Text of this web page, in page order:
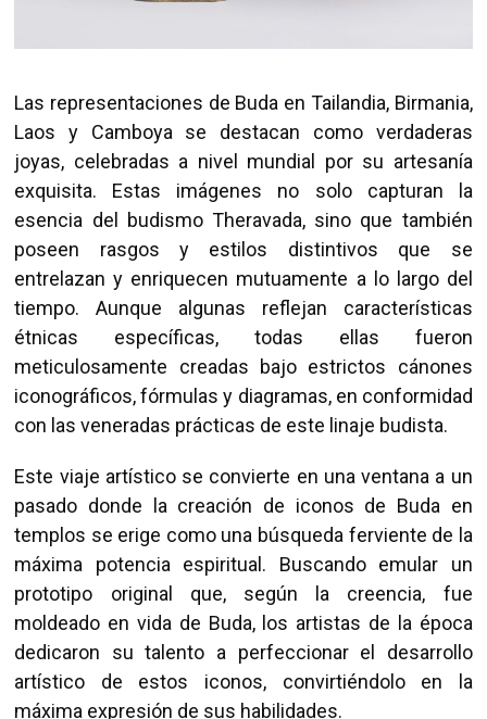
Las representaciones de Buda en Tailandia, Birmania,
Laos y Camboya se destacan como verdaderas
joyas, celebradas a nivel mundial por su artesanía
exquisita. Estas imágenes no solo capturan la
esencia del budismo Theravada, sino que también
poseen rasgos y estilos distintivos que se
entrelazan y enriquecen mutuamente a lo largo del
tiempo. Aunque algunas reflejan características
étnicas específicas, todas ellas fueron
meticulosamente creadas bajo estrictos cánones
iconográficos, fórmulas y diagramas, en conformidad
con las veneradas prácticas de este linaje budista.
Este viaje artístico se convierte en una ventana a un
pasado donde la creación de iconos de Buda en
templos se erige como una búsqueda ferviente de la
máxima potencia espiritual. Buscando emular un
prototipo original que, según la creencia, fue
moldeado en vida de Buda, los artistas de la época
dedicaron su talento a perfeccionar el desarrollo
artístico de estos iconos, convirtiéndolo en la
máxima expresión de sus habilidades.